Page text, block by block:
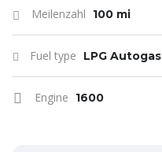
Meilenzahl 100 mi
Fuel type LPG Autogas
Engine 1600